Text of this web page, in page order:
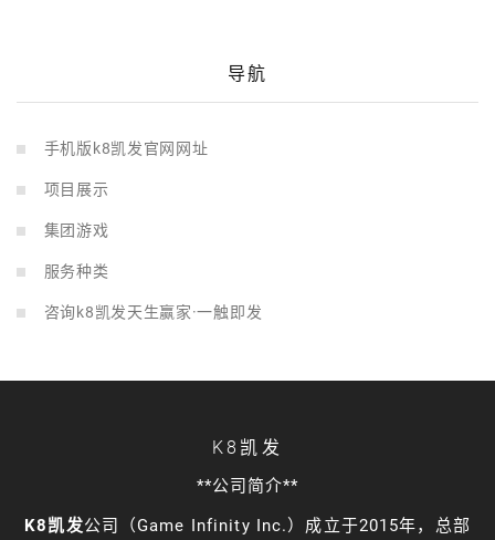
导航
手机版k8凯发官网网址
项目展示
集团游戏
服务种类
咨询k8凯发天生赢家·一触即发
K8凯发
**公司简介**
K8凯发公司（Game Infinity Inc.）成立于2015年，总部